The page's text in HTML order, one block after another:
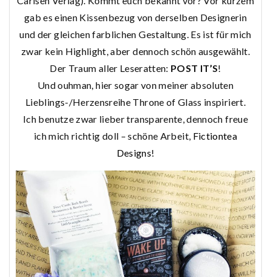
gab es einen Kissenbezug von derselben Designerin
und der gleichen farblichen Gestaltung. Es ist für mich
zwar kein Highlight, aber dennoch schön ausgewählt.
Der Traum aller Leseratten: POST IT’S!
Und ouhman, hier sogar von meiner absoluten
Lieblings-/Herzensreihe Throne of Glass inspiriert.
Ich benutze zwar lieber transparente, dennoch freue
ich mich richtig doll – schöne Arbeit, Fictiontea
Designs!